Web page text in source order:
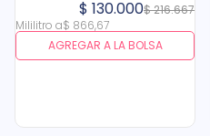
$216.667
$ 130.000
Mililitro a$ 866,67
AGREGAR A LA BOLSA